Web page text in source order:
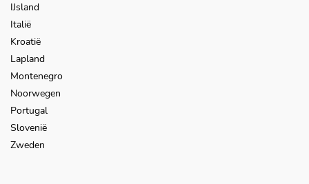
IJsland
Italië
Kroatië
Lapland
Montenegro
Noorwegen
Portugal
Slovenië
Zweden